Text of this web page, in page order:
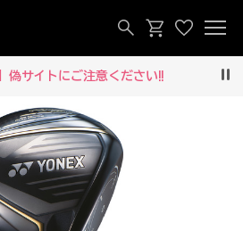
偽サイトにご注意ください‼